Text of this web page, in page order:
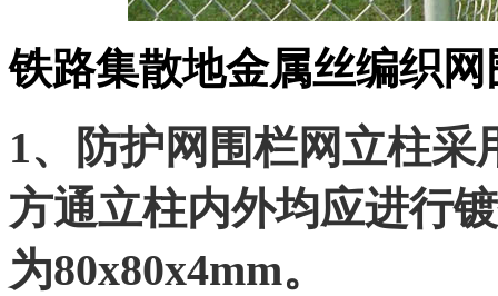
铁路集散地金属丝编织
1、防护网围栏网立柱采
方通立柱内外均应进行
为80x80x4mm。